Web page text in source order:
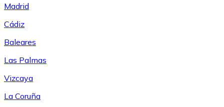
Madrid
Cádiz
Baleares
Las Palmas
Vizcaya
La Coruña